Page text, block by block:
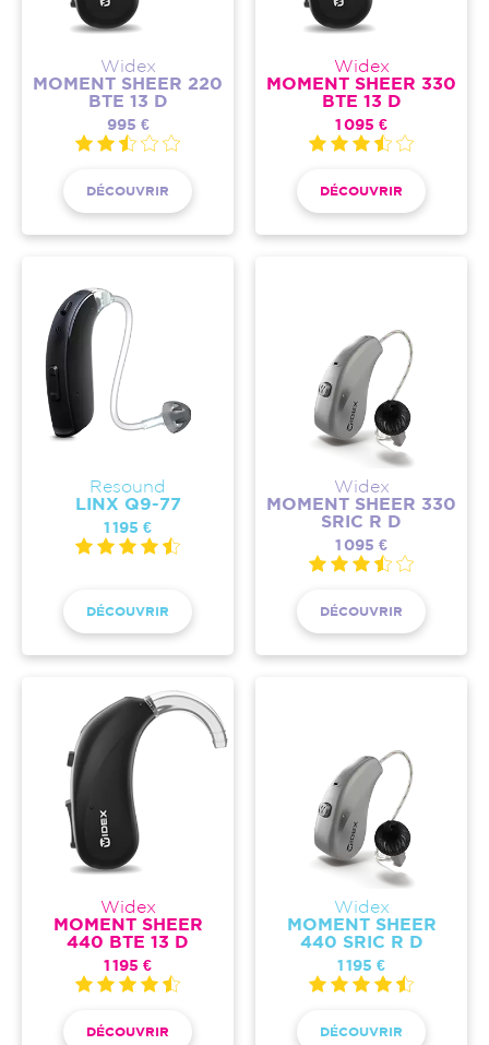
Widex
MOMENT SHEER 220
BTE 13 D
995 €
DÉCOUVRIR
Widex
MOMENT SHEER 330
BTE 13 D
1 095 €
DÉCOUVRIR
Resound
LINX Q9-77
1 195 €
DÉCOUVRIR
Widex
MOMENT SHEER 330
SRIC R D
1 095 €
DÉCOUVRIR
Widex
MOMENT SHEER
440 BTE 13 D
1 195 €
DÉCOUVRIR
Widex
MOMENT SHEER
440 SRIC R D
1 195 €
DÉCOUVRIR